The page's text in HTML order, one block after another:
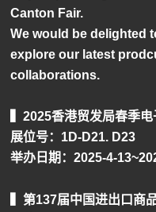
Canton Fair.
We would be delighted
explore our latest
collaborations.
▍2025香港贸发局春季
展位号：1D-D21. D23
举办日期：2025-4-
▍第137届中国进出口商